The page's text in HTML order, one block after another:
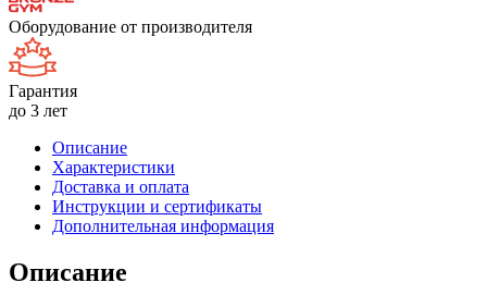
Оборудование от производителя
Гарантия
до 3 лет
Описание
Характеристики
Доставка и оплата
Инструкции и сертификаты
Дополнительная информация
Описание